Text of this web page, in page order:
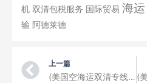
机 双清包税服务 国际贸易 海运
输 阿德莱德
Prev
上一篇
(美国空海运双清专线从中国天津机场空运精炼机到美国俄勒冈城 (Oregon City)，美国机场清关、交税、派送门到门空运专线）货物包装要求